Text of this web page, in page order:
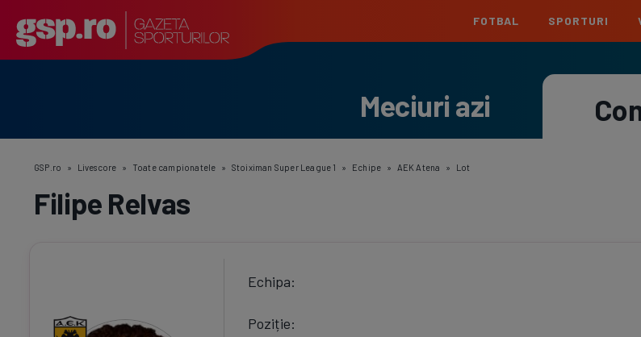
FOTBAL
Liga 2
SPORTURI
Meciuri azi
GSP.ro » Livescore » Toate campionatele » Stoiximan Super League 1 » Echipe » AEK Atena » Lot
Filipe Relvas
Echipa
Poziție